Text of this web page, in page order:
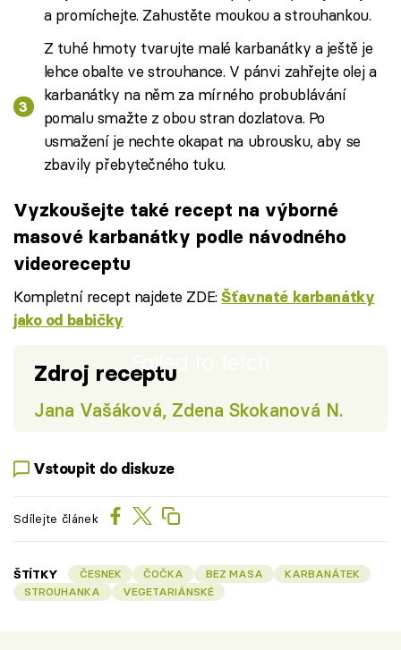
a promíchejte. Zahustěte moukou a strouhankou.
Z tuhé hmoty tvarujte malé karbanátky a ještě je
lehce obalte ve strouhance. V pánvi zahřejte olej a
karbanátky na něm za mírného probublávání
pomalu smažte z obou stran dozlatova. Po
usmažení je nechte okapat na ubrousku, aby se
zbavily přebytečného tuku.
Vyzkoušejte také recept na výborné
masové karbanátky podle návodného
videoreceptu
Kompletní recept najdete ZDE:Šťavnaté karbanátky
jako od babičky
Failed to fetch
Zdroj receptu
Jana Vašáková, Zdena Skokanová N.
Vstoupit do diskuze
Sdílejte článek
ŠTÍTKY ČESNEK ČOČKA BEZ MASA
KARBANÁTEK
STROUHANKA
VEGETARIÁNSKÉ